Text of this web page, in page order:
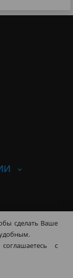
сделать Ваше
с